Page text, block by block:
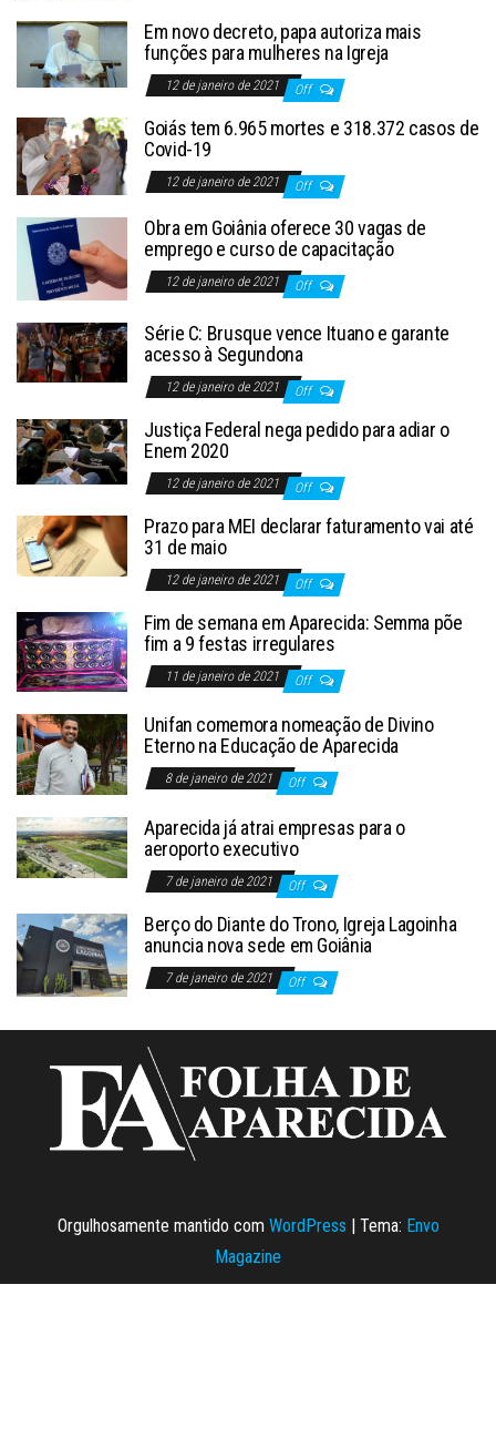
Em novo decreto, papa autoriza mais
funções para mulheres na Igreja
12 de janeiro de 2021 Off
Goiás tem 6.965 mortes e 318.372 casos de
Covid-19
12 de janeiro de 2021 Off
Obra em Goiânia oferece 30 vagas de
emprego e curso de capacitação
12 de janeiro de 2021 Off
Série C: Brusque vence Ituano e garante
acesso à Segundona
12 de janeiro de 2021 Off
Justiça Federal nega pedido para adiar o
Enem 2020
12 de janeiro de 2021 Off
Prazo para MEI declarar faturamento vai até
31 de maio
12 de janeiro de 2021 Off
Fim de semana em Aparecida: Semma põe
fim a 9 festas irregulares
11 de janeiro de 2021 Off
Unifan comemora nomeação de Divino
Eterno na Educação de Aparecida
8 de janeiro de 2021 Off
Aparecida já atrai empresas para o
aeroporto executivo
7 de janeiro de 2021 Off
Berço do Diante do Trono, Igreja Lagoinha
anuncia nova sede em Goiânia
7 de janeiro de 2021 Off
Orgulhosamente mantido com WordPress | Tema: Envo
Magazine